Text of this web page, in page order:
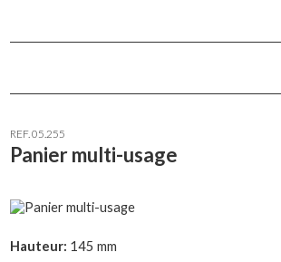
REF. 05.255
Panier multi-usage
Hauteur: 145 mm